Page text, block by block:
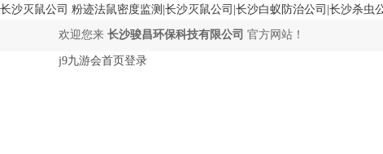
长沙灭鼠公司 粉迹法鼠密度监测|长沙灭鼠公司|长沙白蚁防治公司|长沙杀虫
欢迎您来 长沙骏昌环保科技有限公司 官方网站！
j9九游会首页登录